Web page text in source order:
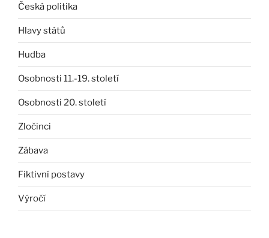
Česká politika
Hlavy států
Hudba
Osobnosti 11.-19. století
Osobnosti 20. století
Zločinci
Zábava
Fiktivní postavy
Výročí